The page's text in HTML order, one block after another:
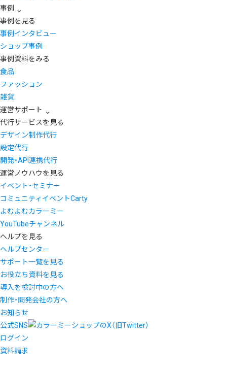
事例
事例を見る
事例インタビュー
ショップ事例
事例資料をみる
食品
ファッション
雑貨
運営サポート
代行サービスを見る
デザイン制作代行
設定代行
開発・API連携代行
運営ノウハウを見る
イベント・セミナー
コミュニティイベントCarty
よむよむカラーミー
YouTubeチャンネル
ヘルプを見る
ヘルプセンター
サポート一覧を見る
お役立ち資料を見る
導入を検討中の方へ
制作・開発会社の方へ
お知らせ
公式SNS
ログイン
資料請求